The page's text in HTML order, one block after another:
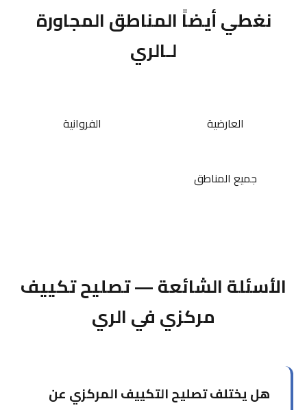
نغطي أيضاً المناطق المجاورة
لـالري
العارضية الفروانية
جميع المناطق
الأسئلة الشائعة — تصليح تكييف
مركزي في الري
هل يختلف تصليح التكييف المركزي عن